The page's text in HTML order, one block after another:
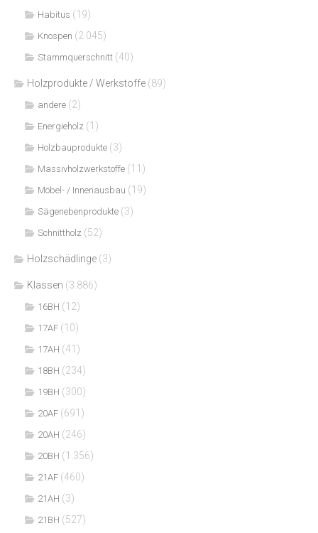
Habitus (19)
Knospen (2.045)
Stammquerschnitt (40)
Holzprodukte / Werkstoffe (89)
andere (2)
Energieholz (1)
Holzbauprodukte (3)
Massivholzwerkstoffe (11)
Möbel- / Innenausbau (19)
Sägenebenprodukte (3)
Schnittholz (52)
Holzschädlinge (3)
Klassen (3.886)
16BH (12)
17AF (10)
17AH (41)
18BH (234)
19BH (300)
20AF (691)
20AH (246)
20BH (1.356)
21AF (460)
21AH (3)
21BH (527)